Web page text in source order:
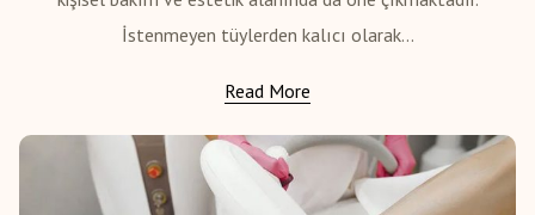
İstenmeyen tüylerden kalıcı olarak...
Read More